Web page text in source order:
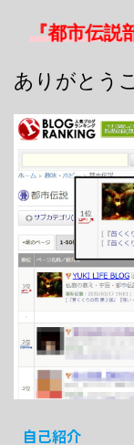
『都市伝説
ありがとう
自己紹介